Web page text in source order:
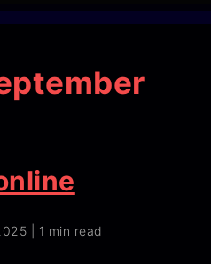
1 min read